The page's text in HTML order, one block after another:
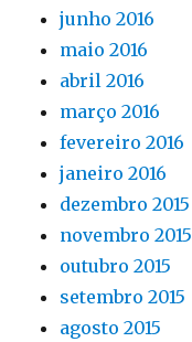
junho 2016
maio 2016
abril 2016
março 2016
fevereiro 2016
janeiro 2016
dezembro 2015
novembro 2015
outubro 2015
setembro 2015
agosto 2015